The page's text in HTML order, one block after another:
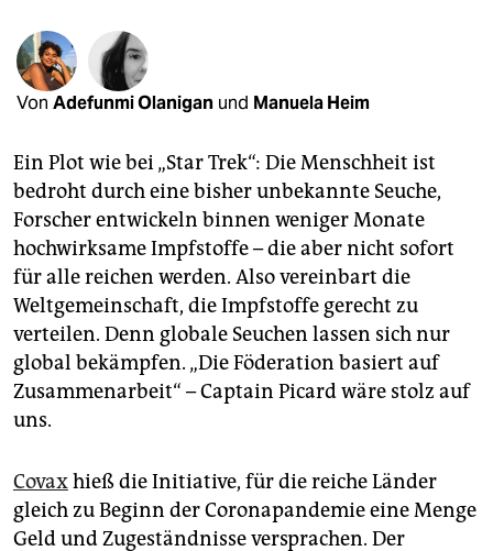
shop
fragen & hilfe
unterstützen
abo
genossenschaft
epaper login
Von Adefunmi Olanigan und Manuela Heim
Ein Plot wie bei „Star Trek“: Die Menschheit ist
bedroht durch eine bisher unbekannte Seuche,
Forscher entwickeln binnen weniger Monate
hochwirksame Impfstoffe – die aber nicht sofort
für alle reichen werden. Also vereinbart die
Weltgemeinschaft, die Impfstoffe gerecht zu
verteilen. Denn globale Seuchen lassen sich nur
global bekämpfen. „Die Föderation basiert auf
Zusammenarbeit“ – Captain Picard wäre stolz auf
uns.
Covaxhieß die Initiative, für die reiche Länder
gleich zu Beginn der Coronapandemie eine Menge
Geld und Zugeständnisse versprachen. Der